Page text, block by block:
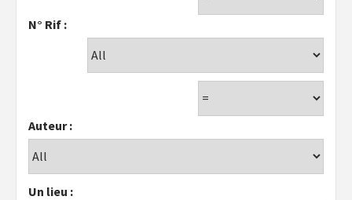
N° Rif :
Auteur :
Un lieu :